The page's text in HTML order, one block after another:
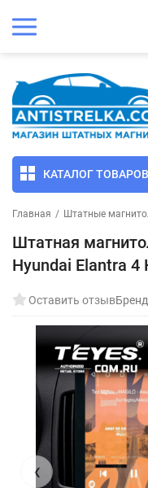
КАТАЛОГ ТОВАРОВ
Главная / Штатные
Штатная
Hyundai Elantra 4
Оставить отзыв
‹